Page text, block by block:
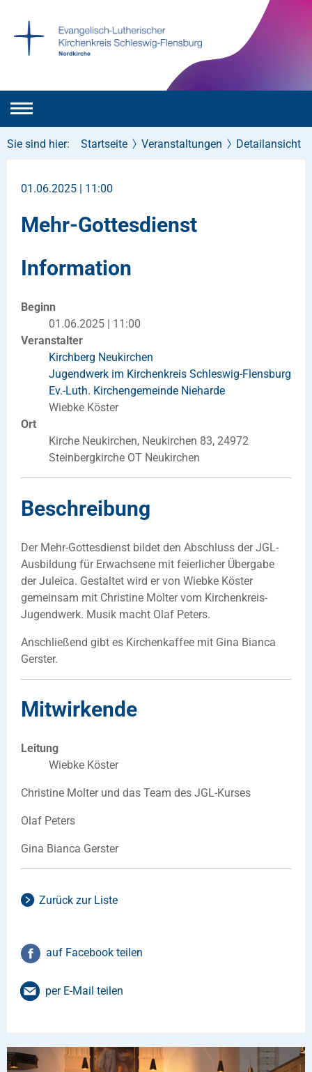
Sie sind hier: Startseite Veranstaltungen Detailansicht
01.06.2025 | 11:00
Mehr-Gottesdienst
Information
Beginn
01.06.2025 | 11:00
Veranstalter
Kirchberg Neukirchen
Jugendwerk im Kirchenkreis Schleswig-Flensburg
Ev.-Luth. Kirchengemeinde Nieharde
Wiebke Köster
Ort
Kirche Neukirchen, Neukirchen 83, 24972
Steinbergkirche OT Neukirchen
Beschreibung
Der Mehr-Gottesdienst bildet den Abschluss der JGL-
Ausbildung für Erwachsene mit feierlicher Übergabe
der Juleica. Gestaltet wird er von Wiebke Köster
gemeinsam mit Christine Molter vom Kirchenkreis-
Jugendwerk. Musik macht Olaf Peters.
Anschließend gibt es Kirchenkaffee mit Gina Bianca
Gerster.
Mitwirkende
Leitung
Wiebke Köster
Christine Molter und das Team des JGL-Kurses
Olaf Peters
Gina Bianca Gerster
Zurück zur Liste
auf Facebook teilen
per E-Mail teilen